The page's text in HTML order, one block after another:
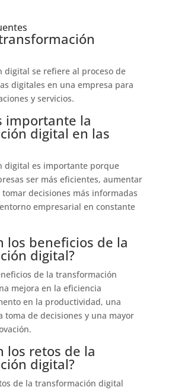
digital se refiere al proceso de
digitales en una empresa para
y servicios.
importante la
digital en las
digital es importante porque
ser más eficientes, aumentar
decisiones más informadas
empresarial en constante
los beneficios de la
digital?
de la transformación
mejora en la eficiencia
en la productividad, una
toma de decisiones y una mayor
los retos de la
digital?
de la transformación digital